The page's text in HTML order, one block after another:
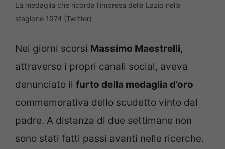
La medaglia che ricorda l’impresa della Lazio nella
stagione 1974 (Twitter)
Nei giorni scorsi Massimo Maestrelli,
attraverso i propri canali social, aveva
denunciato il furto della medaglia d’oro
commemorativa dello scudetto vinto dal
padre. A distanza di due settimane non
sono stati fatti passi avanti nelle ricerche.